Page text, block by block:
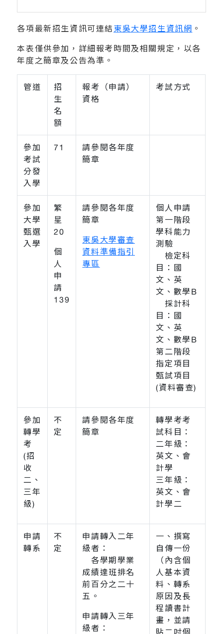
各項最新招生資訊可連結 東吳大學招生資訊網 。
本表僅供參加，詳細報考時間及相關規定，以各
年度之簡章及公告為準。
管道
招
生
名
額
報考（申請）
資格
考試方式
參加
考試
分發
入學
71
請參閱各年度
簡章
參加
大學
甄選
入學
繁
星
20
個
人
申
請
139
請參閱各年度
簡章
東吳大學審查
資料準備指引
專區
個人申請
第一階段
學科能力
測驗
檢定科
目：國
文、英
文、數學B
採計科
目：國
文、英
文、數學B
第二階段
指定項目
甄試項目
(資料審查)
參加
轉學
考
(招
收
二、
三年
級)
不
定
請參閱各年度
簡章
轉學考考
試科目：
二年級：
英文、會
計學
三年級：
英文、會
計學二
申請
轉系
不
定
申請轉入二年
級者：
各學期學業
成績達班排名
前百分之二十
五。
申請轉入三年
級者：
一、撰寫
自傳一份
（內含個
人基本資
料、轉系
原因及長
程讀書計
畫，並請
貼二吋個